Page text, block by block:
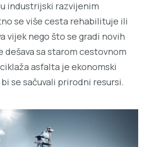
industrijski razvijenim
se više cesta rehabilituje ili
vijek nego što se gradi novih
dešava sa starom cestovnom
asfalta je ekonomski
se sačuvali prirodni resursi.